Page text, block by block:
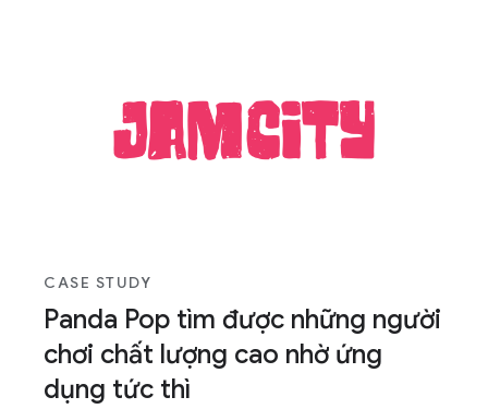
CASE STUDY
Panda Pop tìm được những người
chơi chất lượng cao nhờ ứng
dụng tức thì